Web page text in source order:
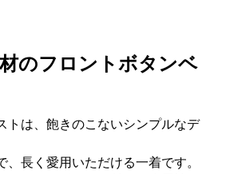
のフロントボタンベ
トは、飽きのこないシンプルなデ
長く愛用いただける一着です。